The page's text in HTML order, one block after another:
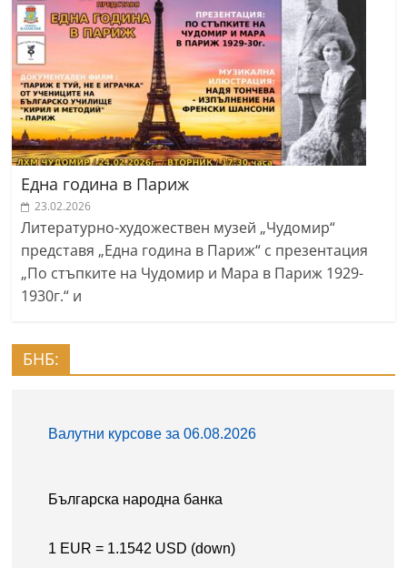
Една година в Париж
23.02.2026
Литературно-художествен музей „Чудомир“
представя „Една година в Париж“ с презентация
„По стъпките на Чудомир и Мара в Париж 1929-
1930г.“ и
БНБ: